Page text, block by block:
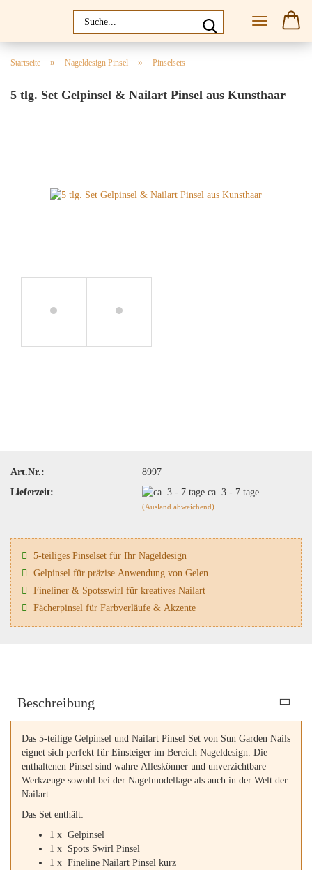
Startseite » Nageldesign Pinsel » Pinselsets
5 tlg. Set Gelpinsel & Nailart Pinsel aus Kunsthaar
Art.Nr.:
8997
Lieferzeit:
ca. 3 - 7 tage
(Ausland abweichend)
5-teiliges Pinselset für Ihr Nageldesign
Gelpinsel für präzise Anwendung von Gelen
Fineliner & Spotsswirl für kreatives Nailart
Fächerpinsel für Farbverläufe & Akzente
Beschreibung
Das 5-teilige Gelpinsel und Nailart Pinsel Set von Sun Garden Nails
eignet sich perfekt für Einsteiger im Bereich Nageldesign. Die
enthaltenen Pinsel sind wahre Alleskönner und unverzichtbare
Werkzeuge sowohl bei der Nagelmodellage als auch in der Welt der
Nailart.
Das Set enthält:
1 x Gelpinsel
1 x Spots Swirl Pinsel
1 x Fineline Nailart Pinsel kurz